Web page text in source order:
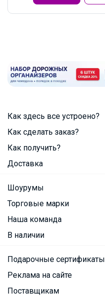
Как здесь все устроено?
Как сделать заказ?
Как получить?
Доставка
Шоурумы
Торговые марки
Наша команда
В наличии
Подарочные сертификаты
Реклама на сайте
Поставщикам